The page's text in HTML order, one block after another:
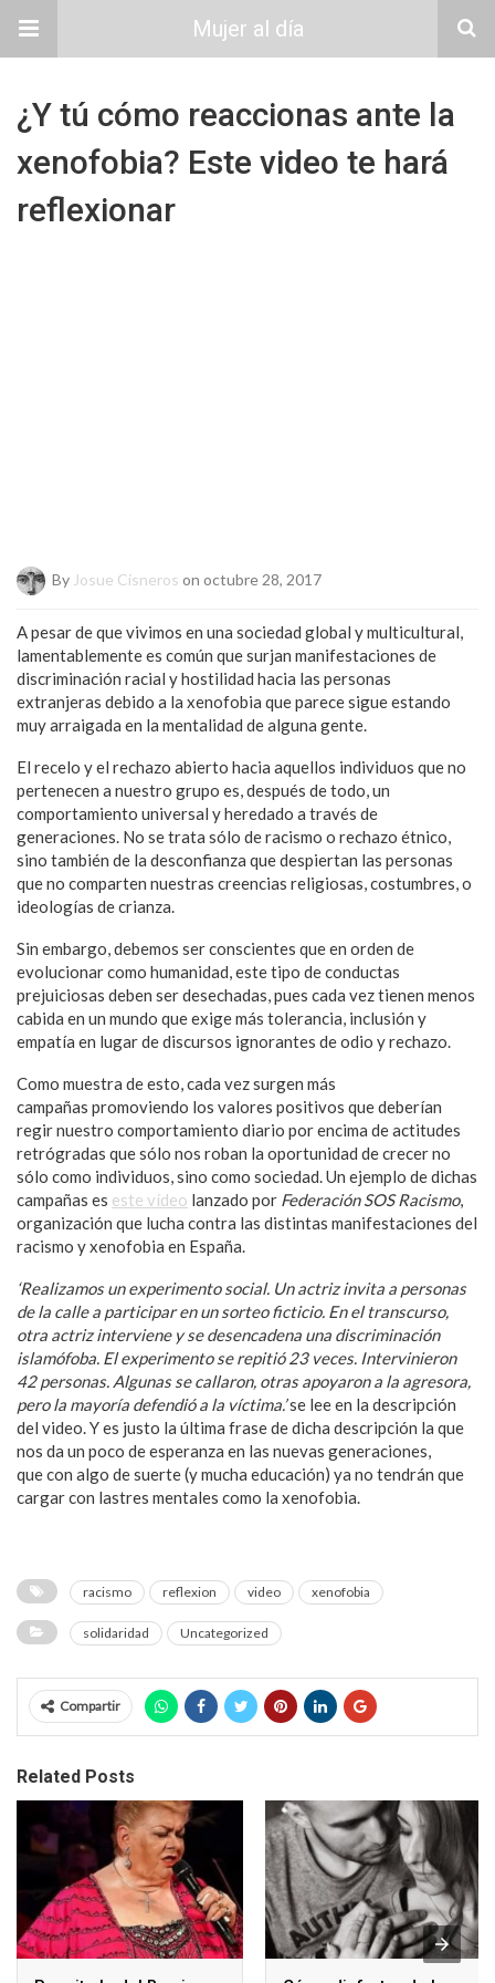
Mujer al día
¿Y tú cómo reaccionas ante la
xenofobia? Este video te hará
reflexionar
By Josue Cisneros on octubre 28, 2017
A pesar de que vivimos en una sociedad global y multicultural,
lamentablemente es común que surjan manifestaciones de
discriminación racial y hostilidad hacia las personas
extranjeras debido a la xenofobia que parece sigue estando
muy arraigada en la mentalidad de alguna gente.
El recelo y el rechazo abierto hacia aquellos individuos que no
pertenecen a nuestro grupo es, después de todo, un
comportamiento universal y heredado a través de
generaciones. No se trata sólo de racismo o rechazo étnico,
sino también de la desconfianza que despiertan las personas
que no comparten nuestras creencias religiosas, costumbres, o
ideologías de crianza.
Sin embargo, debemos ser conscientes que en orden de
evolucionar como humanidad, este tipo de conductas
prejuiciosas deben ser desechadas, pues cada vez tienen menos
cabida en un mundo que exige más tolerancia, inclusión y
empatía en lugar de discursos ignorantes de odio y rechazo.
Como muestra de esto, cada vez surgen más
campañas promoviendo los valores positivos que deberían
regir nuestro comportamiento diario por encima de actitudes
retrógradas que sólo nos roban la oportunidad de crecer no
sólo como individuos, sino como sociedad. Un ejemplo de dichas
campañas es este vídeo lanzado por Federación SOS Racismo,
organización que lucha contra las distintas manifestaciones del
racismo y xenofobia en España.
‘Realizamos un experimento social. Un actriz invita a personas
de la calle a participar en un sorteo ficticio. En el transcurso,
otra actriz interviene y se desencadena una discriminación
islamófoba. El experimento se repitió 23 veces. Intervinieron
42 personas. Algunas se callaron, otras apoyaron a la agresora,
pero la mayoría defendió a la víctima.’se lee en la descripción
del video. Y es justo la última frase de dicha descripción la que
nos da un poco de esperanza en las nuevas generaciones,
que con algo de suerte (y mucha educación) ya no tendrán que
cargar con lastres mentales como la xenofobia.
racismo reflexion video xenofobia
solidaridad Uncategorized
Compartir
Related Posts